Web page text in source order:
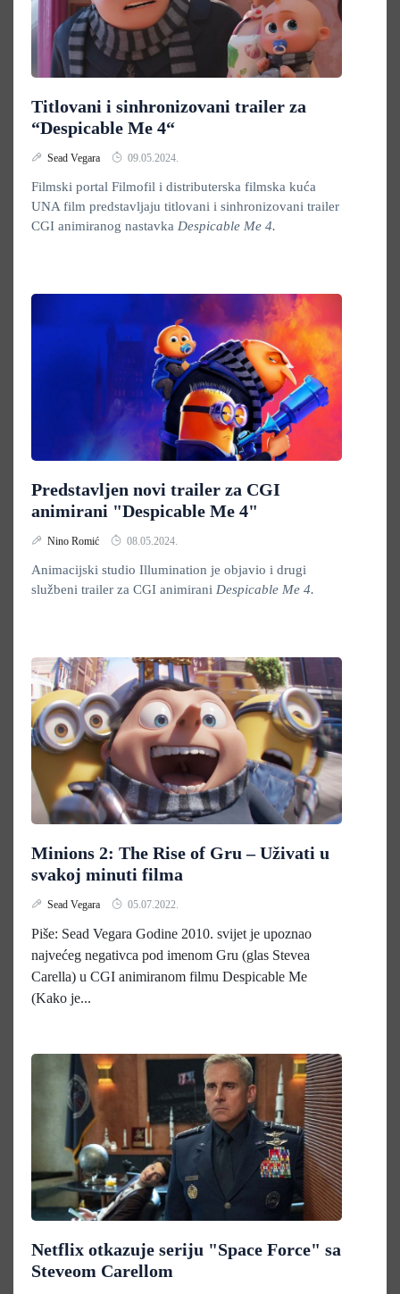
Titlovani i sinhronizovani trailer za
“Despicable Me 4“
Sead Vegara 09.05.2024.
Filmski portal Filmofil i distributerska filmska kuća
UNA film predstavljaju titlovani i sinhronizovani trailer
CGI animiranog nastavka Despicable Me 4.
Predstavljen novi trailer za CGI
animirani "Despicable Me 4"
Nino Romić 08.05.2024.
Animacijski studio Illumination je objavio i drugi
službeni trailer za CGI animirani Despicable Me 4.
Minions 2: The Rise of Gru – Uživati u
svakoj minuti filma
Sead Vegara 05.07.2022.
Piše: Sead Vegara Godine 2010. svijet je upoznao
najvećeg negativca pod imenom Gru (glas Stevea
Carella) u CGI animiranom filmu Despicable Me
(Kako je...
Netflix otkazuje seriju "Space Force" sa
Steveom Carellom